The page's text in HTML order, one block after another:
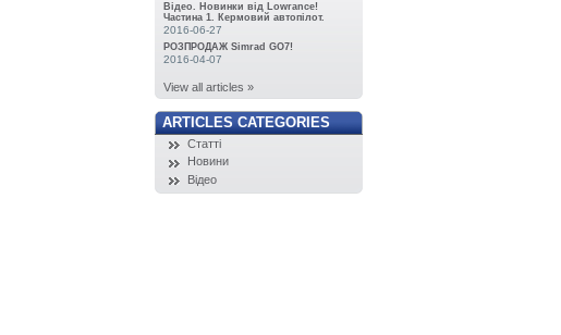
Відео. Новинки від Lowrance!
Частина 1. Кермовий автопілот.
2016-06-27
РОЗПРОДАЖ Simrad GO7!
2016-04-07
View all articles »
ARTICLES CATEGORIES
Статті
Новини
Відео